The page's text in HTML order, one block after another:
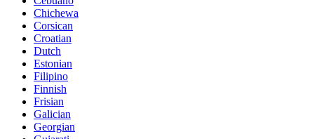
Chichewa
Corsican
Croatian
Dutch
Estonian
Filipino
Finnish
Frisian
Galician
Georgian